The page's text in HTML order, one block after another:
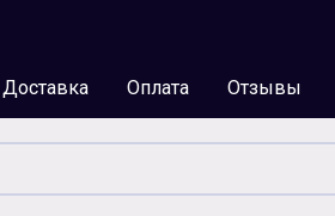
Доставка Оплата Отзывы